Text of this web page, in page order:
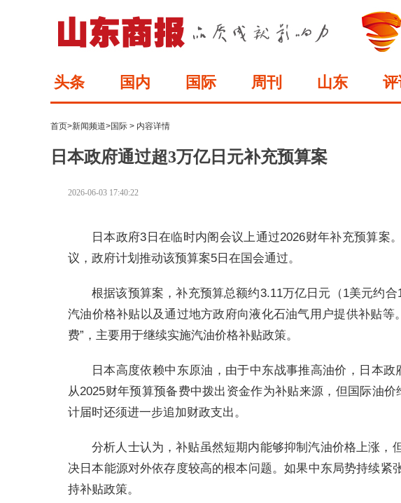
头条 国内 国际 周刊 山东
首页>新闻频道>国际 > 内容详情
日本政府通过超3万亿日元补充预算案
2026-06-03 17:40:22
日本政府3日在临时内阁会议上通过2026财年补充预算案
议，政府计划推动该预算案5日在国会通过。
根据该预算案，补充预算总额约3.11万亿日元（1美元约
汽油价格补贴以及通过地方政府向液化石油气用户提供补贴等
费”，主要用于继续实施汽油价格补贴政策。
日本高度依赖中东原油，由于中东战事推高油价，日本
从2025财年预算预备费中拨出资金作为补贴来源，但国际油
计届时还须进一步追加财政支出。
分析人士认为，补贴虽然短期内能够抑制汽油价格上涨，
决日本能源对外依存度较高的根本问题。如果中东局势持续紧
持补贴政策。